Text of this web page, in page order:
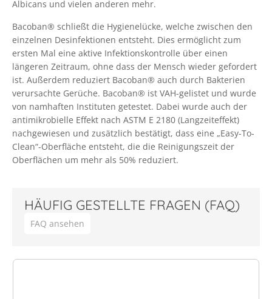
Albicans und vielen anderen mehr.
Bacoban® schließt die Hygienelücke, welche zwischen den
einzelnen Desinfektionen entsteht. Dies ermöglicht zum
ersten Mal eine aktive Infektionskontrolle über einen
längeren Zeitraum, ohne dass der Mensch wieder gefordert
ist. Außerdem reduziert Bacoban® auch durch Bakterien
verursachte Gerüche. Bacoban® ist VAH-gelistet und wurde
von namhaften Instituten getestet. Dabei wurde auch der
antimikrobielle Effekt nach ASTM E 2180 (Langzeiteffekt)
nachgewiesen und zusätzlich bestätigt, dass eine „Easy-To-
Clean“-Oberfläche entsteht, die die Reinigungszeit der
Oberflächen um mehr als 50% reduziert.
HÄUFIG GESTELLTE FRAGEN (FAQ)
FAQ ansehen